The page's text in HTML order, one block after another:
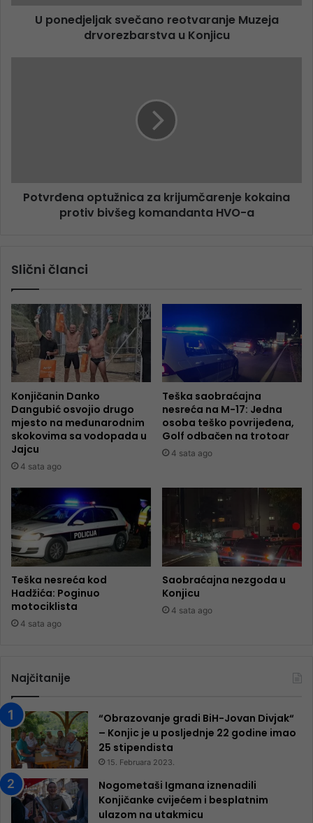
U ponedjeljak svečano reotvaranje Muzeja
drvorezbarstva u Konjicu
Potvrđena optužnica za krijumčarenje kokaina
protiv bivšeg komandanta HVO-a
Slični članci
Konjičanin Danko
Dangubić osvojio drugo
mjesto na međunarodnim
skokovima sa vodopada u
Jajcu
4 sata ago
Teška saobraćajna
nesreća na M-17: Jedna
osoba teško povrijeđena,
Golf odbačen na trotoar
4 sata ago
Teška nesreća kod
Hadžića: Poginuo
motociklista
4 sata ago
Saobraćajna nezgoda u
Konjicu
4 sata ago
Najčitanije
“Obrazovanje gradi BiH-Jovan Divjak“
– Konjic je u posljednje 22 godine imao
25 ​​stipendista
15. Februara 2023.
Nogometaši Igmana iznenadili
Konjičanke cvijećem i besplatnim
ulazom na utakmicu